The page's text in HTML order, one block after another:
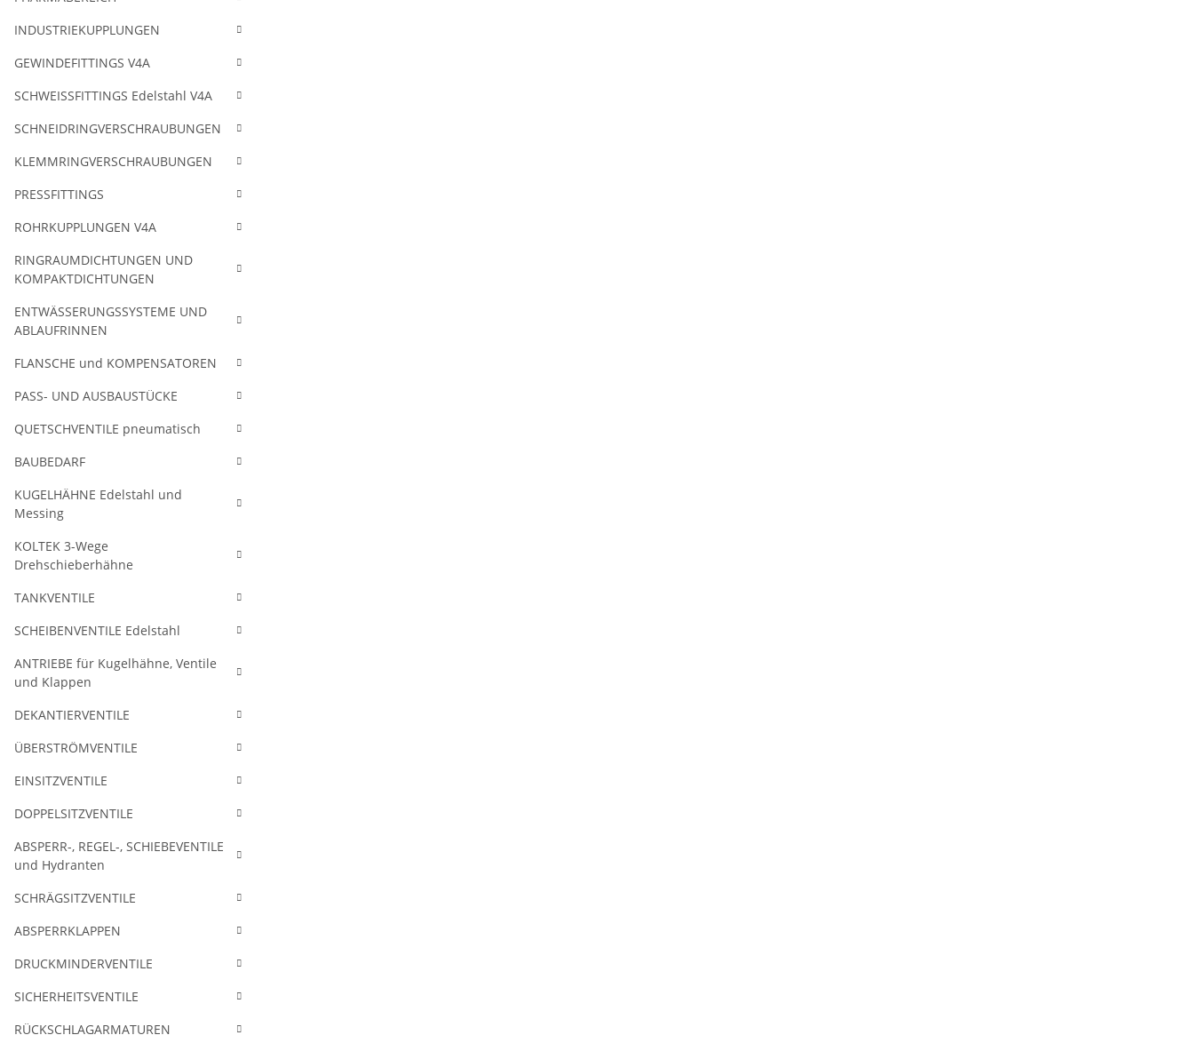
INDUSTRIEKUPPLUNGEN
GEWINDEFITTINGS V4A
SCHWEISSFITTINGS Edelstahl V4A
SCHNEIDRINGVERSCHRAUBUNGEN
KLEMMRINGVERSCHRAUBUNGEN
PRESSFITTINGS
ROHRKUPPLUNGEN V4A
RINGRAUMDICHTUNGEN UND
KOMPAKTDICHTUNGEN
ENTWÄSSERUNGSSYSTEME UND
ABLAUFRINNEN
FLANSCHE und KOMPENSATOREN
PASS- UND AUSBAUSTÜCKE
QUETSCHVENTILE pneumatisch
BAUBEDARF
KUGELHÄHNE Edelstahl und
Messing
KOLTEK 3-Wege
Drehschieberhähne
TANKVENTILE
SCHEIBENVENTILE Edelstahl
ANTRIEBE für Kugelhähne, Ventile
und Klappen
DEKANTIERVENTILE
ÜBERSTRÖMVENTILE
EINSITZVENTILE
DOPPELSITZVENTILE
ABSPERR-, REGEL-, SCHIEBEVENTILE
und Hydranten
SCHRÄGSITZVENTILE
ABSPERRKLAPPEN
DRUCKMINDERVENTILE
SICHERHEITSVENTILE
RÜCKSCHLAGARMATUREN